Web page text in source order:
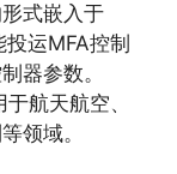
式嵌入于
运MFA控制
器参数。
航天航空、
领域。